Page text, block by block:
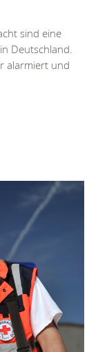
sind eine
Deutschland.
alarmiert und